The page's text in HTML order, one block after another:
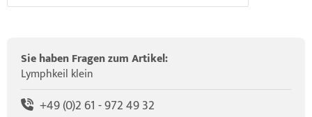
Sie haben Fragen zum Artikel:
Lymphkeil klein
+49 (0)2 61 - 972 49 32